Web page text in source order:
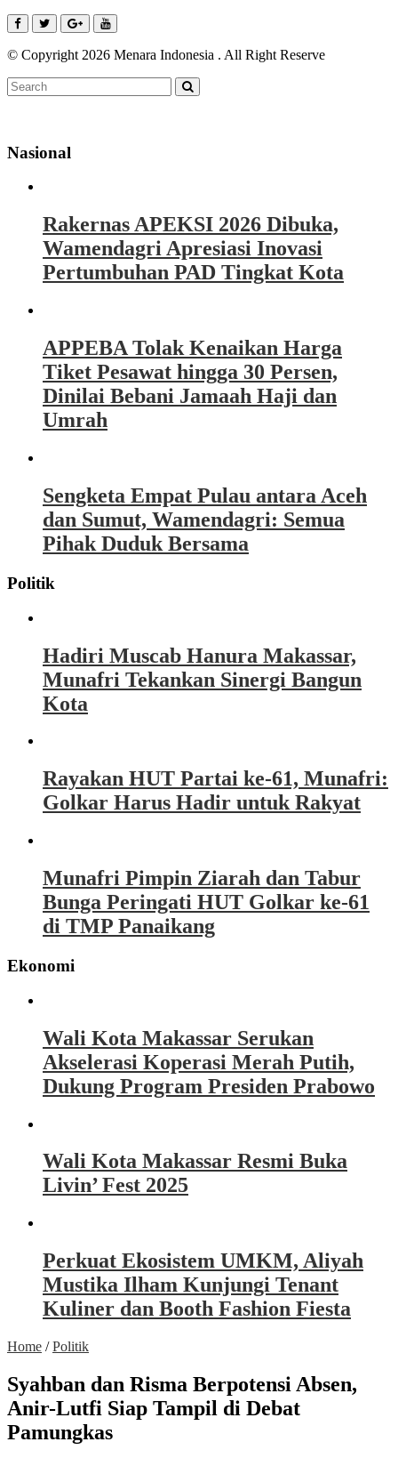
© Copyright 2026 Menara Indonesia . All Right Reserve
Nasional
Rakernas APEKSI 2026 Dibuka,
Wamendagri Apresiasi Inovasi
Pertumbuhan PAD Tingkat Kota
APPEBA Tolak Kenaikan Harga
Tiket Pesawat hingga 30 Persen,
Dinilai Bebani Jamaah Haji dan
Umrah
Sengketa Empat Pulau antara Aceh
dan Sumut, Wamendagri: Semua
Pihak Duduk Bersama
Politik
Hadiri Muscab Hanura Makassar,
Munafri Tekankan Sinergi Bangun
Kota
Rayakan HUT Partai ke-61, Munafri:
Golkar Harus Hadir untuk Rakyat
Munafri Pimpin Ziarah dan Tabur
Bunga Peringati HUT Golkar ke-61
di TMP Panaikang
Ekonomi
Wali Kota Makassar Serukan
Akselerasi Koperasi Merah Putih,
Dukung Program Presiden Prabowo
Wali Kota Makassar Resmi Buka
Livin’ Fest 2025
Perkuat Ekosistem UMKM, Aliyah
Mustika Ilham Kunjungi Tenant
Kuliner dan Booth Fashion Fiesta
Home /Politik
Syahban dan Risma Berpotensi Absen,
Anir-Lutfi Siap Tampil di Debat
Pamungkas